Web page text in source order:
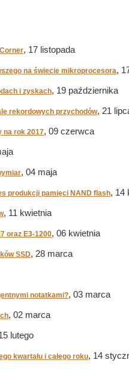
, 17 listopada
na świecie mikroprocesora,
i zyskach, 19 października
rekordowych przychodów, 21
na rok 2017, 09 czerwca
, 04 maja
produkcji pamięci NAND flash, 14
, 11 kwietnia
oraz E3-1200, 06 kwietnia
SSD, 28 marca
notatkami?, 03 marca
, 02 marca
lutego
kwartału i całego roku, 14